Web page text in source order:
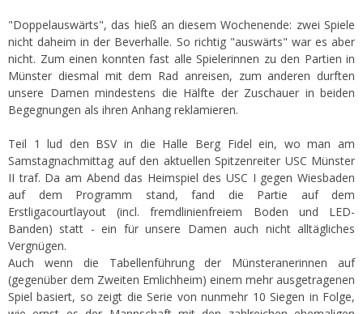
"Doppelauswärts", das hieß an diesem Wochenende: zwei Spiele
nicht daheim in der Beverhalle. So richtig "auswärts" war es aber
nicht. Zum einen konnten fast alle Spielerinnen zu den Partien in
Münster diesmal mit dem Rad anreisen, zum anderen durften
unsere Damen mindestens die Hälfte der Zuschauer in beiden
Begegnungen als ihren Anhang reklamieren.
Teil 1 lud den BSV in die Halle Berg Fidel ein, wo man am
Samstagnachmittag auf den aktuellen Spitzenreiter USC Münster
II traf. Da am Abend das Heimspiel des USC I gegen Wiesbaden
auf dem Programm stand, fand die Partie auf dem
Erstligacourtlayout (incl. fremdlinienfreiem Boden und LED-
Banden) statt - ein für unsere Damen auch nicht alltägliches
Vergnügen.
Auch wenn die Tabellenführung der Münsteranerinnen auf
(gegenüber dem Zweiten Emlichheim) einem mehr ausgetragenen
Spiel basiert, so zeigt die Serie von nunmehr 10 Siegen in Folge,